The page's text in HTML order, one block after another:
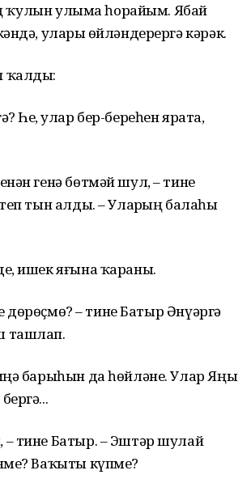
ҡулын улыма һорайым. Ябай
уларҙы өйләндерергә кәрәк.
ҡалды:
Һеҙ, улар бер-береһен ярата,
генә бөтмәй шул, – тине
тын алды. – Уларҙың балаһы
ишек яғына ҡараны.
дөрөҫмө? – тине Батыр Әнүәргә
ташлап.
барыһын да һөйләне. Улар Яңы
тине Батыр. – Эштәр шулай
Ваҡыты күпме?